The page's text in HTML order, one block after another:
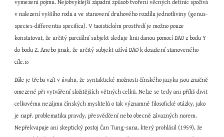
vymezení pojmu. Nejobvyklejší západní způsob tvoření věcných definic spočívá
v nalezení vyššího rodu a ve stanovení druhového rozdílu jednotliviny (genus-
species-differentia specifica). V taoistickém prostředí je možno pouze
konstatovat, že určitý parciální subjekt sleduje linii danou pomocí DAO z bodu Y
do bodu Z. Anebo jinak, že určitý subjekt užívá DAO k dosažení stanoveného
cíle.10
Dále je třeba vzít v úvahu, že syntaktické možnosti čínského jazyka jsou značně
omezené při vytváření složitějších větných celků. Nelze se tedy ani příliš divit
celkovému nezájmu čínských myslitelů o tak významné filosofické otázky, jako
je např. problematika pravdy, přesvědčení nebo obecně závazných norem.
Nepřekvapuje ani skeptický postoj Čan Tung-suna, který prohlásil (1959), že